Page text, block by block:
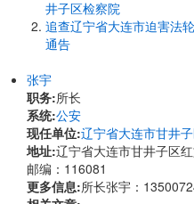
井子区检察院
追查辽宁省大连市迫害法
通告
张宇
职务:所长
系统:公安
现任单位:辽宁省大连市甘井
地址:辽宁省大连市甘井子区
邮编：116081
更多信息:所长张宇：